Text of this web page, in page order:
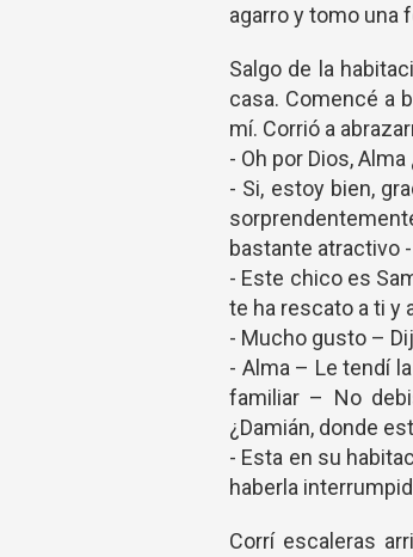
agarro y tomo una
Salgo de la
casa. Comencé a
mí. Corrió a
- Oh por Dios,
- Si, estoy bien,
bastante atractivo
- Este chico es
te ha rescato a ti y
- Mucho gusto –
- Alma – Le tendí
familiar – No
¿Damián, donde
- Esta en su
haberla
Corrí escaleras